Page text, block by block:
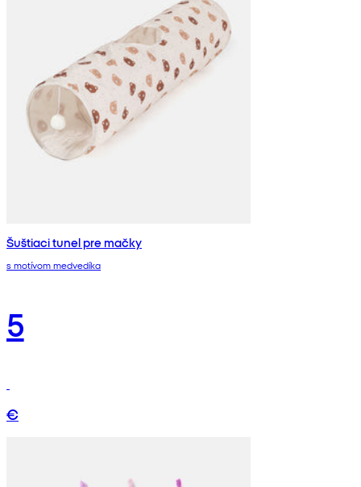
Šuštiaci tunel pre mačky
s motívom medvedíka
5
€